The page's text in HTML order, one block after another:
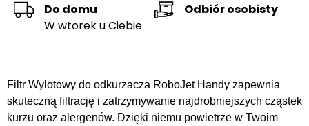
Do domu
W wtorek u Ciebie
Odbiór osobisty
Filtr Wylotowy do odkurzacza RoboJet Handy zapewnia
skuteczną filtrację i zatrzymywanie najdrobniejszych cząstek
kurzu oraz alergenów. Dzięki niemu powietrze w Twoim